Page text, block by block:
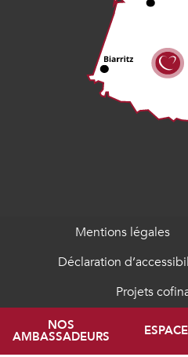
Mentions légales
Déclaration
Projets
NOS
AMBASSADEURS